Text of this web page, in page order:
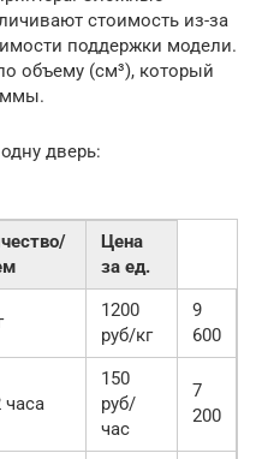
стоимость из-за
поддержки модели.
объему (см³), который
дверь:
Цена
за ед.
1200
руб/кг
9
600
часа
150
руб/
час
7
200